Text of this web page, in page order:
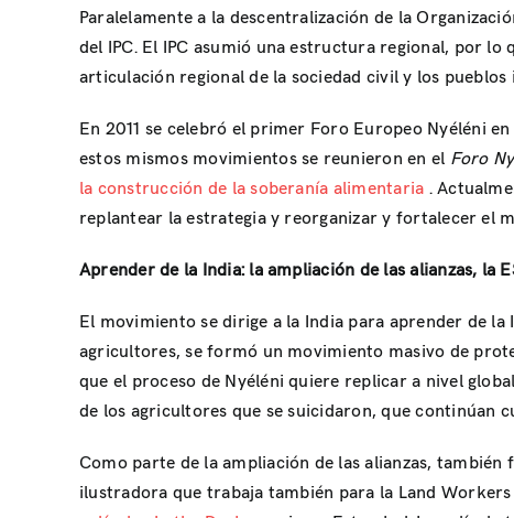
Paralelamente a la descentralización de la
del IPC. El IPC asumió una estructura regional, por lo
articulación regional de la sociedad civil y los
En 2011 se celebró el primer Foro Europeo Nyéléni
estos mismos movimientos se reunieron en el Foro
la construcción de la soberanía alimentaria .
replantear la estrategia y reorganizar y fortalecer el
Aprender de la India: la ampliación de las alianzas, la
El movimiento se dirige a la India para aprender de
agricultores, se formó un movimiento masivo de
que el proceso de Nyéléni quiere replicar a nivel
de los agricultores que se suicidaron, que continúan
Como parte de la ampliación de las alianzas,
ilustradora que trabaja también para la Land